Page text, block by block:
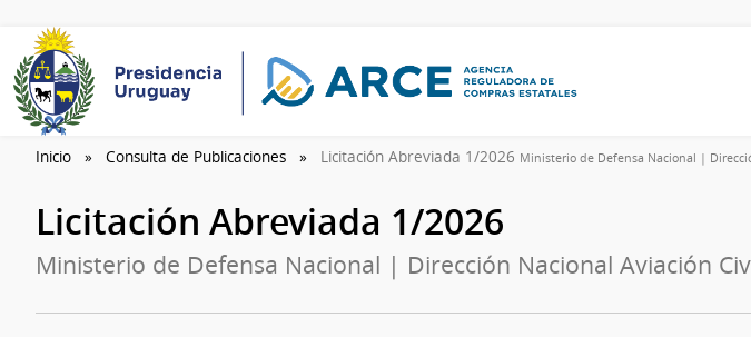
Inicio Consulta de Publicaciones Licitación Abreviada 1/2026 Ministerio de Defensa Nacional |
Licitación Abreviada 1/2026
Ministerio de Defensa Nacional | Dirección Nacional Aviación